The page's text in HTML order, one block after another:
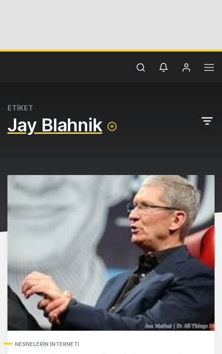
ETİKET
Jay Blahnik
NESNELERIN İNTERNETI